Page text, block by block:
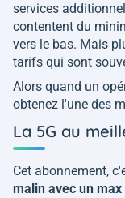
services
contentent du
vers le bas. Mais
tarifs qui sont
Alors quand un
obtenez l'une des
La 5G au
Cet abonnement,
malin avec un max